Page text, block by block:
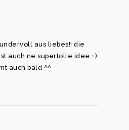
aus liebes!! die
auch ne supertolle idee =)
auch bald ^^